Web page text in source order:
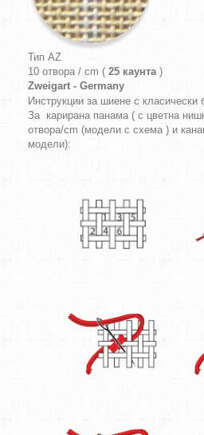
Тип AZ
10 отвора / cm ( 25 каунта)
Zweigart - Germany
Инструкции за шиене с класически
За карирана панама ( с цветна
отвора/cm (модели с схема ) и
модели):